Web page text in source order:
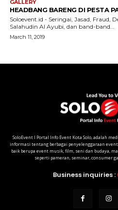
SoloEvent I Portal Info Event Kota Solo, adalah
informasi tentang berbagai penyelenggaraan event
baik berupa event musik, film, seni dan budaya,
seperti pameran, seminar, consumer
Business inquiries :